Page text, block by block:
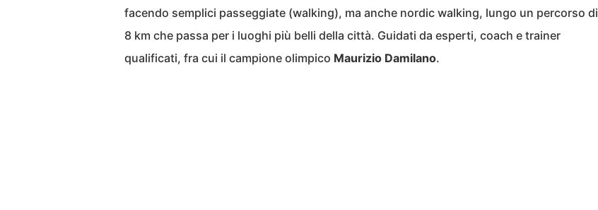
facendo semplici passeggiate (walking), ma anche nordic walking, lungo un percorso di
8 km che passa per i luoghi più belli della città. Guidati da esperti, coach e trainer
qualificati, fra cui il campione olimpico Maurizio Damilano.